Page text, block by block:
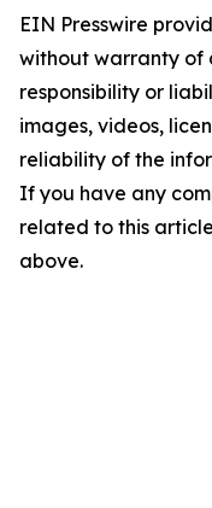
EIN Presswire
without warranty of
responsibility or
images, videos,
reliability of the
If you have any
related to this
above.